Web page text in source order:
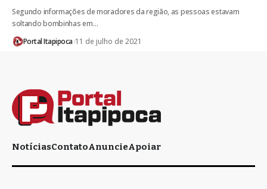
Segundo informações de moradores da região, as pessoas estavam
soltando bombinhas em…
Portal Itapipoca 11 de julho de 2021
NotíciasContatoAnuncieApoiar